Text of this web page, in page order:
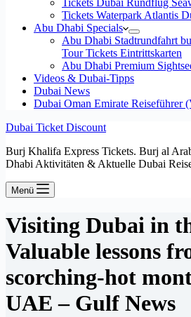
Tickets Dubai Rundflug
Tickets Waterpark Atlantis
Abu Dhabi Specials
Abu Dhabi Stadtrundfahrt
Tour Tickets Eintrittskarten
Abu Dhabi Premium
Videos & Dubai-Tipps
Dubai News
Dubai Oman Emirate Reiseführer
Dubai Ticket Discount
Burj Khalifa Express Tickets. Burj al
Dhabi Aktivitäten & Aktuelle Dubai
Menü
Visiting Dubai in
Valuable lessons
scorching-hot
UAE – Gulf News